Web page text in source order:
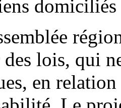
domiciliés
lois, qui
en relation